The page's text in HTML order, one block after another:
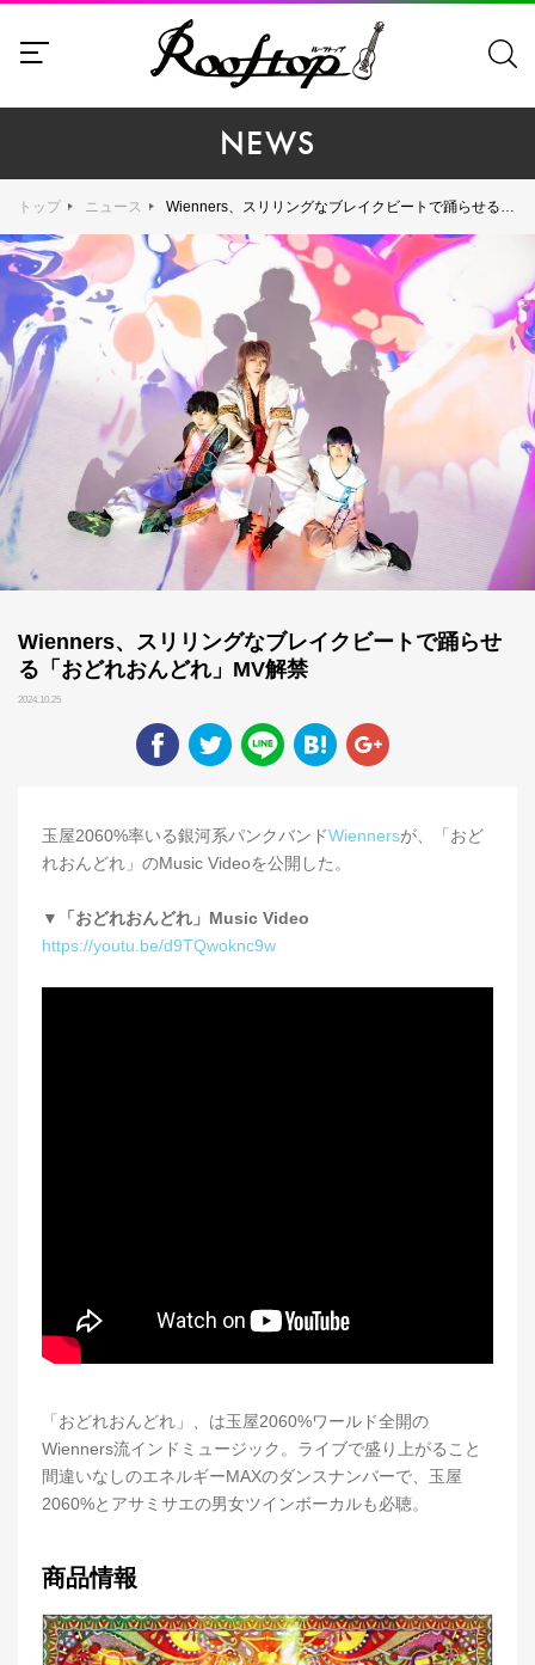
NEWS
トップ ニュース Wienners、スリリングなブレイクビートで踊らせる「おどれおんどれ」MV解禁
Wienners、スリリングなブレイクビートで踊らせ
る「おどれおんどれ」MV解禁
2024.10.25
玉屋2060%率いる銀河系パンクバンドWiennersが、「おど
れおんどれ」のMusic Videoを公開した。
▼「おどれおんどれ」Music Video
https://youtu.be/d9TQwoknc9w
「おどれおんどれ」、は玉屋2060%ワールド全開の
Wienners流インドミュージック。ライブで盛り上がること
間違いなしのエネルギーMAXのダンスナンバーで、玉屋
2060%とアサミサエの男女ツインボーカルも必聴。
商品情報